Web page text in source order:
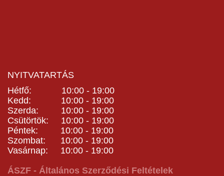
NYITVATARTÁS
Hétfő: 10:00 - 19:00
Kedd: 10:00 - 19:00
Szerda: 10:00 - 19:00
Csütörtök: 10:00 - 19:00
Péntek: 10:00 - 19:00
Szombat: 10:00 - 19:00
Vasárnap: 10:00 - 19:00
ÁSZF - Általános Szerződési Feltételek